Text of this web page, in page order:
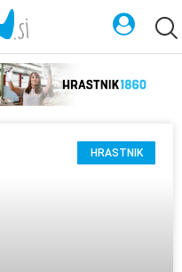
HRASTNIK